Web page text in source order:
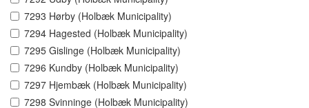
7293 Hørby (Holbæk Municipality)
7294 Hagested (Holbæk Municipality)
7295 Gislinge (Holbæk Municipality)
7296 Kundby (Holbæk Municipality)
7297 Hjembæk (Holbæk Municipality)
7298 Svinninge (Holbæk Municipality)